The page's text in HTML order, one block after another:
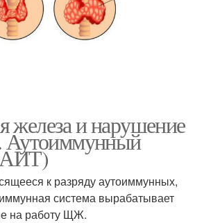
железа и нарушение
Аутоиммунный
к разряду аутоиммунных,
система вырабатывает
на работу ЩЖ.